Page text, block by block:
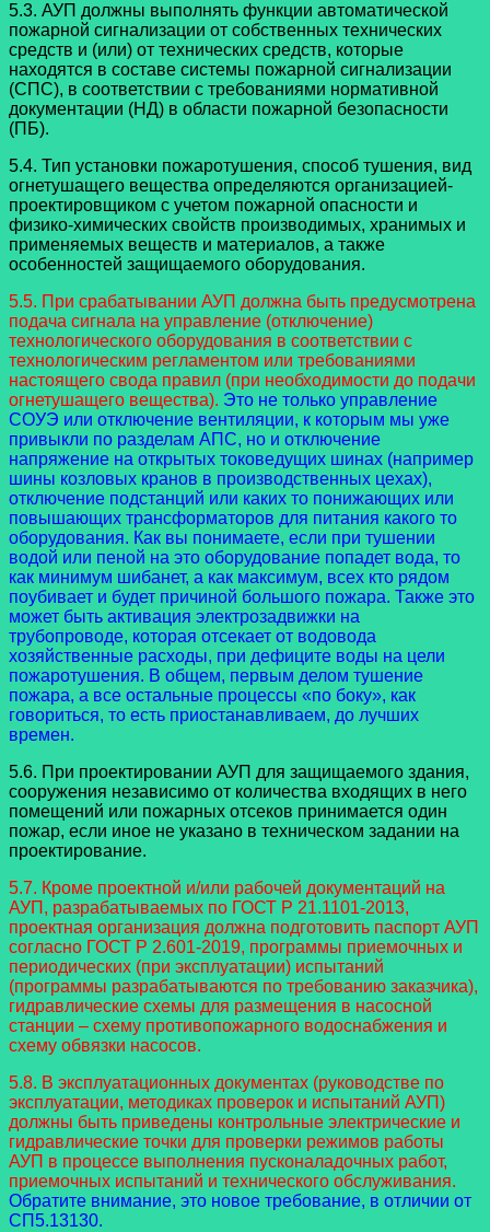
5.3. АУП должны выполнять функции автоматической
пожарной сигнализации от собственных технических
средств и (или) от технических средств, которые
находятся в составе системы пожарной сигнализации
(СПС), в соответствии с требованиями нормативной
документации (НД) в области пожарной безопасности
(ПБ).
5.4. Тип установки пожаротушения, способ тушения, вид
огнетушащего вещества определяются организацией-
проектировщиком с учетом пожарной опасности и
физико-химических свойств производимых, хранимых и
применяемых веществ и материалов, а также
особенностей защищаемого оборудования.
5.5. При срабатывании АУП должна быть предусмотрена
подача сигнала на управление (отключение)
технологического оборудования в соответствии с
технологическим регламентом или требованиями
настоящего свода правил (при необходимости до подачи
огнетушащего вещества). Это не только управление
СОУЭ или отключение вентиляции, к которым мы уже
привыкли по разделам АПС, но и отключение
напряжение на открытых токоведущих шинах (например
шины козловых кранов в производственных цехах),
отключение подстанций или каких то понижающих или
повышающих трансформаторов для питания какого то
оборудования. Как вы понимаете, если при тушении
водой или пеной на это оборудование попадет вода, то
как минимум шибанет, а как максимум, всех кто рядом
поубивает и будет причиной большого пожара. Также это
может быть активация электрозадвижки на
трубопроводе, которая отсекает от водовода
хозяйственные расходы, при дефиците воды на цели
пожаротушения. В общем, первым делом тушение
пожара, а все остальные процессы «по боку», как
говориться, то есть приостанавливаем, до лучших
времен.
5.6. При проектировании АУП для защищаемого здания,
сооружения независимо от количества входящих в него
помещений или пожарных отсеков принимается один
пожар, если иное не указано в техническом задании на
проектирование.
5.7. Кроме проектной и/или рабочей документаций на
АУП, разрабатываемых по ГОСТ Р 21.1101-2013,
проектная организация должна подготовить паспорт АУП
согласно ГОСТ Р 2.601-2019, программы приемочных и
периодических (при эксплуатации) испытаний
(программы разрабатываются по требованию заказчика),
гидравлические схемы для размещения в насосной
станции – схему противопожарного водоснабжения и
схему обвязки насосов.
5.8. В эксплуатационных документах (руководстве по
эксплуатации, методиках проверок и испытаний АУП)
должны быть приведены контрольные электрические и
гидравлические точки для проверки режимов работы
АУП в процессе выполнения пусконаладочных работ,
приемочных испытаний и технического обслуживания.
Обратите внимание, это новое требование, в отличии от
СП5.13130.